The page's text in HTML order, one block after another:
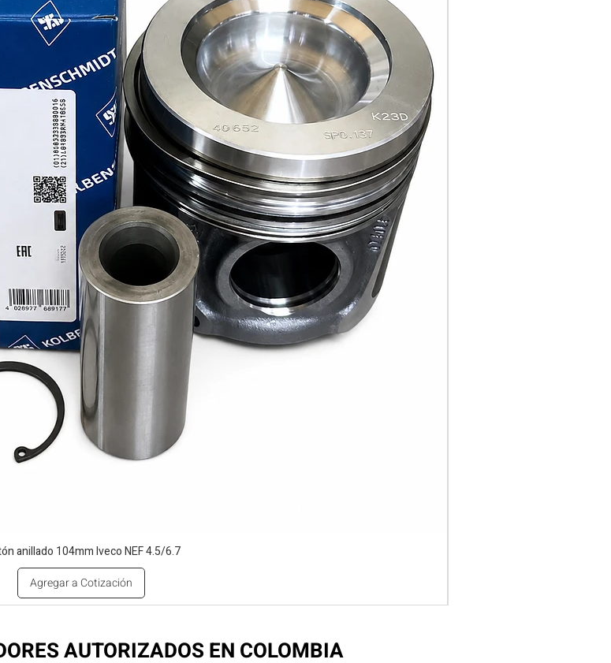
anillado 104mm Iveco NEF 4.5/6.7
Agregar a Cotización
AUTORIZADOS EN COLOMBIA